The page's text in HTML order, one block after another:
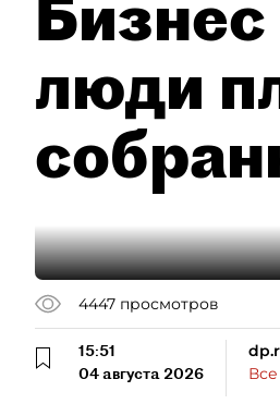
Бизнес
люди
4447 просмотров
15:51
04 августа 2026